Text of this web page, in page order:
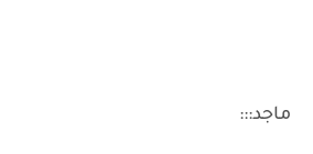
ماجد:::